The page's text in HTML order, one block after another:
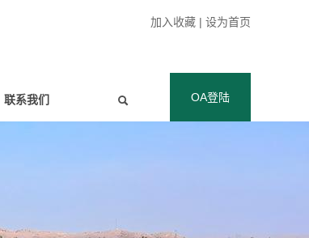
联系我们 OA登陆
加入收藏 | 设为首页